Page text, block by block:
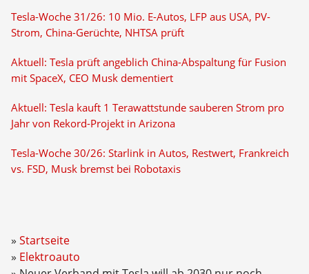
Tesla-Woche 31/26: 10 Mio. E-Autos, LFP aus USA, PV-
Strom, China-Gerüchte, NHTSA prüft
Aktuell: Tesla prüft angeblich China-Abspaltung für Fusion
mit SpaceX, CEO Musk dementiert
Aktuell: Tesla kauft 1 Terawattstunde sauberen Strom pro
Jahr von Rekord-Projekt in Arizona
Tesla-Woche 30/26: Starlink in Autos, Restwert, Frankreich
vs. FSD, Musk bremst bei Robotaxis
Startseite
Elektroauto